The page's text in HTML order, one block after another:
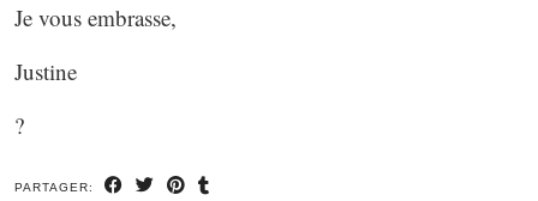
Je vous embrasse,
Justine
?
PARTAGER: